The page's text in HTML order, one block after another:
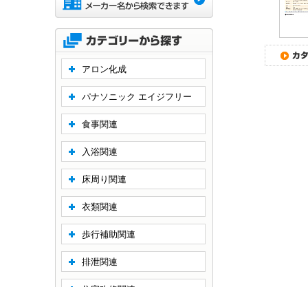
アロン化成
パナソニック エイジフリー
食事関連
入浴関連
床周り関連
衣類関連
歩行補助関連
排泄関連